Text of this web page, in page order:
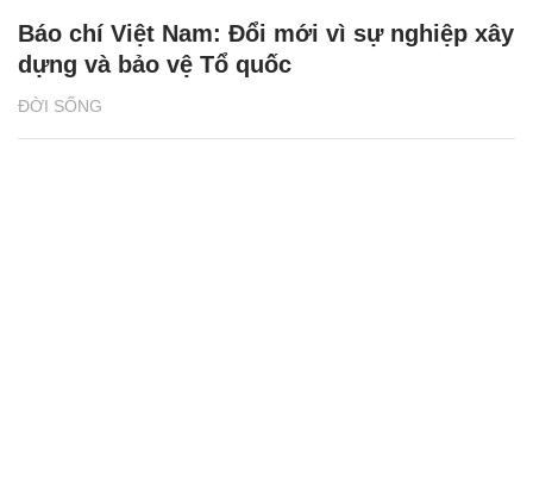
ĐỜI SỐNG
Báo chí Việt Nam: Đổi mới vì sự nghiệp xây
dựng và bảo vệ Tổ quốc